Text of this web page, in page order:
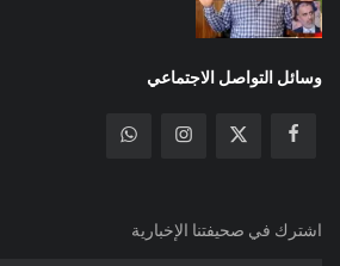
وسائل التواصل الاجتماعي
اشترك في صحيفتنا الإخبارية